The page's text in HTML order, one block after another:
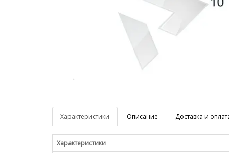
Характеристики
Описание Доставка и
Характеристики